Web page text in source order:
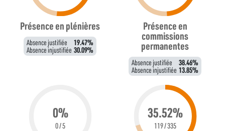
Présence en plénières
Absence justifiée 19.47%
Absence injustifiée 30.09%
Présence en
commissions
permanentes
Absence justifiée 38.46%
Absence injustifiée 13.85%
0%
0 / 5
35.52%
119 / 335